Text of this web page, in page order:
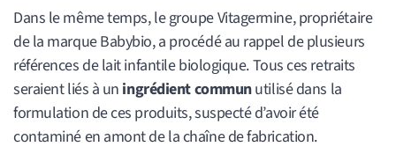
Dans le même temps, le groupe Vitagermine, propriétaire
de la marque Babybio, a procédé au rappel de plusieurs
références de lait infantile biologique. Tous ces retraits
seraient liés à un ingrédient communutilisé dans la
formulation de ces produits, suspecté d’avoir été
contaminé en amont de la chaîne de fabrication.